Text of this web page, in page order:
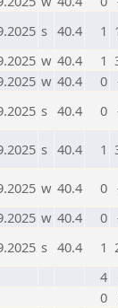
s 40.4 1
w 40.4 1
w 40.4 0
s 40.4 0
s 40.4 1
w 40.4 0
w 40.4 0
s 40.4 1
4
0